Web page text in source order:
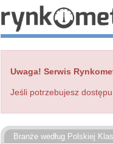
Uwaga! Serwis
Jeśli potrzebujesz
Branże według Polskiej